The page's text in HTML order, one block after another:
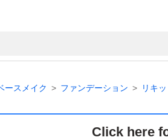
ースメイク ファンデーション リキ
Click here